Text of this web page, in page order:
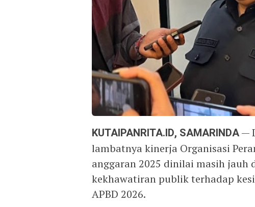
KUTAIPANRITA.ID, SAMARINDA—
lambatnya kinerja Organisasi
anggaran 2025 dinilai masih
kekhawatiran publik terhadap
APBD 2026.